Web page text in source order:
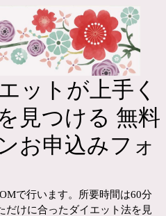
ットが上手く
見つける 無料
お申込みフォ
で行います。所要時間は60分
だけに合ったダイエット法を見